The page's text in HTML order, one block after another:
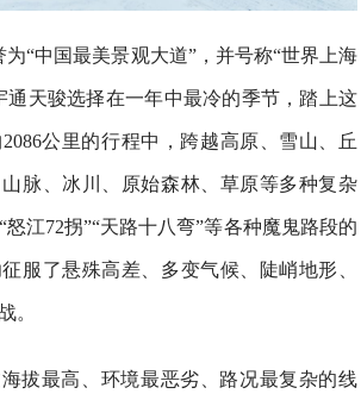
为“中国最美景观大道”，并号称“世界上海
通天骏选择在一年中最冷的季节，踏上这
公里的行程中，跨越高原、雪山、丘
脉、冰川、原始森林、草原等多种复杂
江72拐”“天路十八弯”等各种魔鬼路段的
服了悬殊高差、多变气候、陡峭地形、
。
拔最高、环境最恶劣、路况最复杂的线